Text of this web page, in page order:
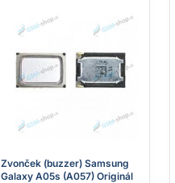
Zvonček (buzzer) Samsung
Galaxy A05s (A057) Originál